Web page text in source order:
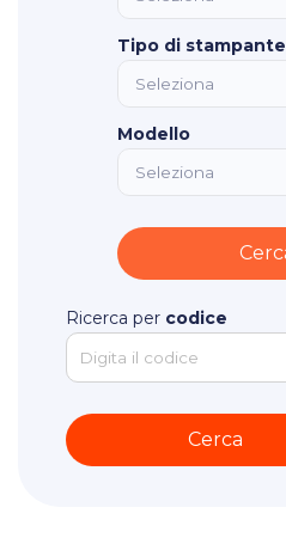
Tipo di stampante
Modello
Ricerca per codice